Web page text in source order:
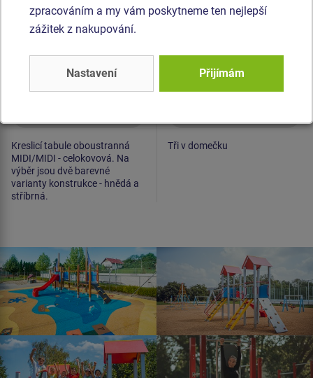
Kreslicí tabule oboustranná
MIDI/MIDI - celokovová. Na
výběr jsou dvě barevné
varianty konstrukce - hnědá a
stříbrná.
Tři v domečku
zpracováním a my vám poskytneme ten nejlepší
zážitek z nakupování.
Nastavení Přijímám